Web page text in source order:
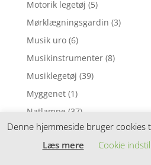
Motorik legetøj (5)
Mørklægningsgardin (3)
Musik uro (6)
Musikinstrumenter (8)
Musiklegetøj (39)
Myggenet (1)
Natlampe (37)
Nattøj (1)
Neglelak (1)
Denne hjemmeside bruger cookies
Læs mere
Cookie